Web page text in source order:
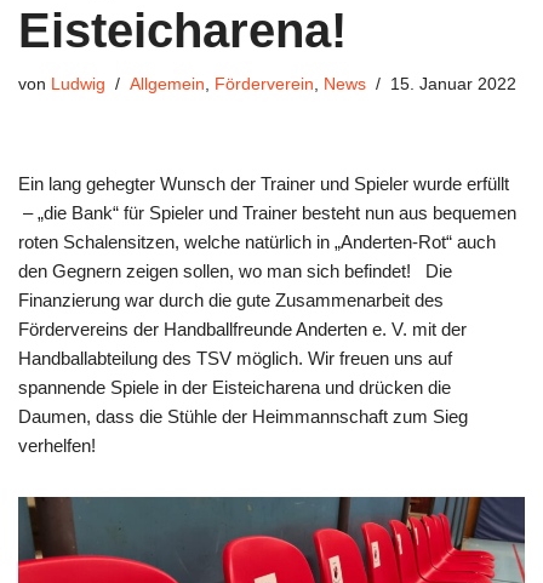
Eisteicharena!
von Ludwig Allgemein Förderverein News 15. Januar 2022
Ein lang gehegter Wunsch der Trainer und Spieler wurde erfüllt
– „die Bank“ für Spieler und Trainer besteht nun aus bequemen
roten Schalensitzen, welche natürlich in „Anderten-Rot“ auch
den Gegnern zeigen sollen, wo man sich befindet! Die
Finanzierung war durch die gute Zusammenarbeit des
Fördervereins der Handballfreunde Anderten e. V. mit der
Handballabteilung des TSV möglich. Wir freuen uns auf
spannende Spiele in der Eisteicharena und drücken die
Daumen, dass die Stühle der Heimmannschaft zum Sieg
verhelfen!